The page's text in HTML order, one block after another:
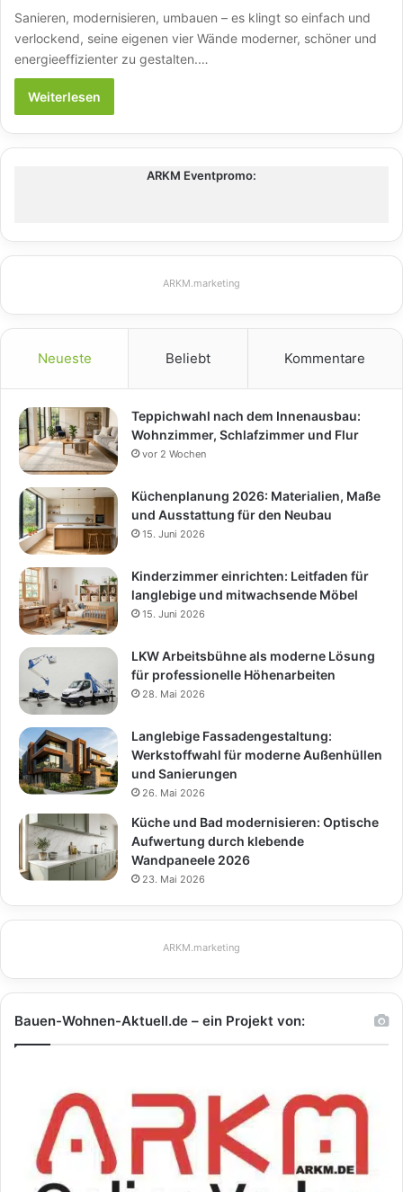
Sanieren, modernisieren, umbauen – es klingt so einfach und
verlockend, seine eigenen vier Wände moderner, schöner und
energieeffizienter zu gestalten.…
Weiterlesen
ARKM Eventpromo:
ARKM.marketing
Neueste Beliebt Kommentare
Teppichwahl nach dem Innenausbau:
Wohnzimmer, Schlafzimmer und Flur
vor 2 Wochen
Küchenplanung 2026: Materialien, Maße
und Ausstattung für den Neubau
15. Juni 2026
Kinderzimmer einrichten: Leitfaden für
langlebige und mitwachsende Möbel
15. Juni 2026
LKW Arbeitsbühne als moderne Lösung
für professionelle Höhenarbeiten
28. Mai 2026
Langlebige Fassadengestaltung:
Werkstoffwahl für moderne Außenhüllen
und Sanierungen
26. Mai 2026
Küche und Bad modernisieren: Optische
Aufwertung durch klebende
Wandpaneele 2026
23. Mai 2026
ARKM.marketing
Bauen-Wohnen-Aktuell.de – ein Projekt von: